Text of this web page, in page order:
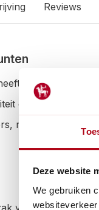
Deze website
We gebruiken
Reviews
3 lussen om
ook voor
maar de tas is
van Videx heb jij